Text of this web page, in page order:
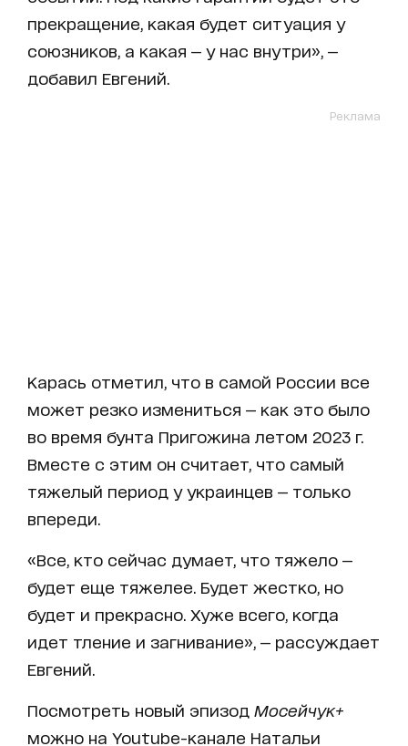
прекращение, какая будет ситуация у
союзников, а какая — у нас внутри», —
добавил Евгений.
Реклама
Карась отметил, что в самой России все
может резко измениться — как это было
во время бунта Пригожина летом 2023 г.
Вместе с этим он считает, что самый
тяжелый период у украинцев — только
впереди.
«Все, кто сейчас думает, что тяжело —
будет еще тяжелее. Будет жестко, но
будет и прекрасно. Хуже всего, когда
идет тление и загнивание», — рассуждает
Евгений.
Посмотреть новый эпизод Мосейчук+
можно на Youtube-канале Натальи